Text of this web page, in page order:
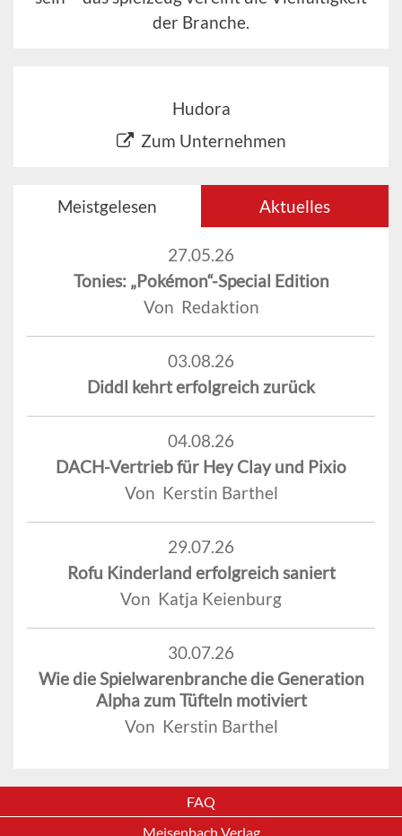
der Branche.
Hudora
Zum Unternehmen
Meistgelesen Aktuelles
27.05.26
Tonies: „Pokémon“-Special Edition
Von Redaktion
03.08.26
Diddl kehrt erfolgreich zurück
04.08.26
DACH-Vertrieb für Hey Clay und Pixio
Von Kerstin Barthel
29.07.26
Rofu Kinderland erfolgreich saniert
Von Katja Keienburg
30.07.26
Wie die Spielwarenbranche die Generation
Alpha zum Tüfteln motiviert
Von Kerstin Barthel
FAQ
Meisenbach Verlag